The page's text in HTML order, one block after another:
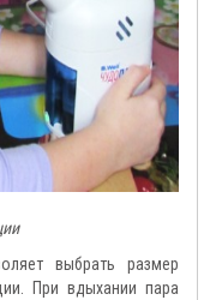
выбрать размер
При вдыхании пара